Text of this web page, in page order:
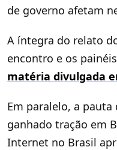
de governo afetam
A íntegra do relato
encontro e os
matéria divulgada
Em paralelo, a
ganhado tração em
Internet no Brasil